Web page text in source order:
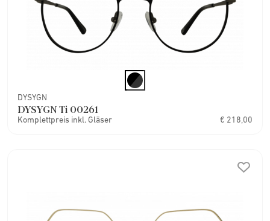
DYSYGN
DYSYGN Ti 00261
Komplettpreis inkl. Gläser € 218,00